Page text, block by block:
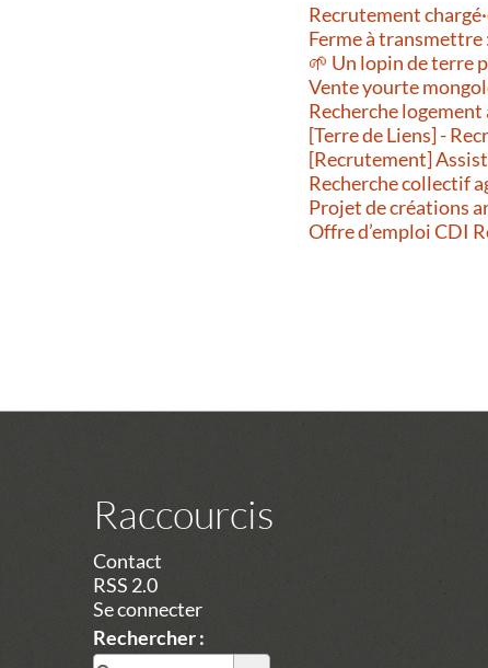
Recrutement
Ferme à transmettre
🌱 Un lopin de terre
Vente yourte
Recherche
[Terre de Liens] -
[Recrutement]
Recherche collectif
Projet de créations
Offre d’emploi CDI
Raccourcis
Contact
RSS 2.0
Se connecter
Rechercher :